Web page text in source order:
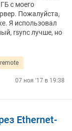
с моего
Пожалуйста,
Я использовал
rsync лучше, но
remote
07 ноя '17 в 19:38
Ethernet-